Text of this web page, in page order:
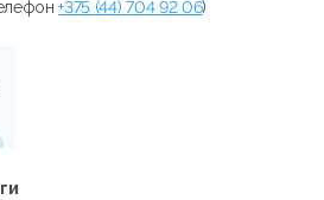
+375 (44) 704 92 06)